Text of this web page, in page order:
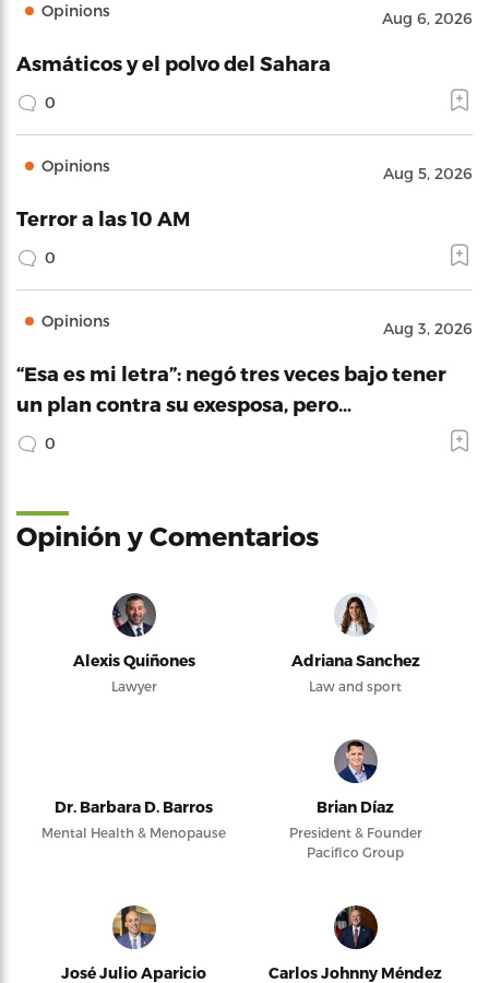
Opinions Aug 6, 2026
Asmáticos y el polvo del Sahara
0
Opinions Aug 5, 2026
Terror a las 10 AM
0
Opinions Aug 3, 2026
“Esa es mi letra”: negó tres veces bajo tener
un plan contra su exesposa, pero…
0
Opinión y Comentarios
Alexis Quiñones
Lawyer
Adriana Sanchez
Law and sport
Dr. Barbara D. Barros
Mental Health & Menopause
Brian Díaz
President & Founder
Pacifico Group
José Julio Aparicio Carlos Johnny Méndez